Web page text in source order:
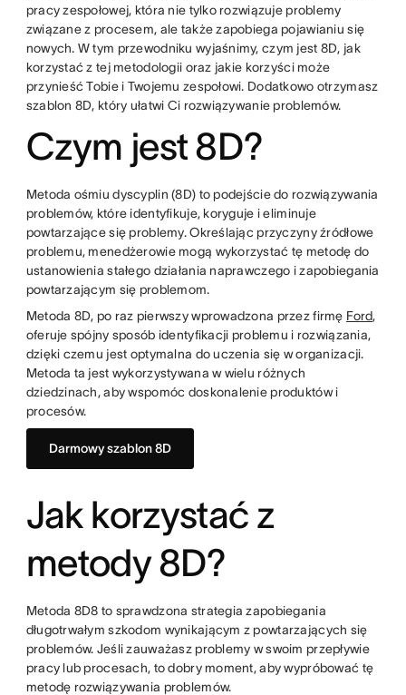
pracy zespołowej, która nie tylko rozwiązuje problemy
związane z procesem, ale także zapobiega pojawianiu się
nowych. W tym przewodniku wyjaśnimy, czym jest 8D, jak
korzystać z tej metodologii oraz jakie korzyści może
przynieść Tobie i Twojemu zespołowi. Dodatkowo otrzymasz
szablon 8D, który ułatwi Ci rozwiązywanie problemów.
Czym jest 8D?
Metoda ośmiu dyscyplin (8D) to podejście do rozwiązywania
problemów, które identyfikuje, koryguje i eliminuje
powtarzające się problemy. Określając przyczyny źródłowe
problemu, menedżerowie mogą wykorzystać tę metodę do
ustanowienia stałego działania naprawczego i zapobiegania
powtarzającym się problemom.
Metoda 8D, po raz pierwszy wprowadzona przez firmę Ford,
oferuje spójny sposób identyfikacji problemu i rozwiązania,
dzięki czemu jest optymalna do uczenia się w organizacji.
Metoda ta jest wykorzystywana w wielu różnych
dziedzinach, aby wspomóc doskonalenie produktów i
procesów.
Darmowy szablon 8D
Jak korzystać z
metody 8D?
Metoda 8D8 to sprawdzona strategia zapobiegania
długotrwałym szkodom wynikającym z powtarzających się
problemów. Jeśli zauważasz problemy w swoim przepływie
pracy lub procesach, to dobry moment, aby wypróbować tę
metodę rozwiązywania problemów.